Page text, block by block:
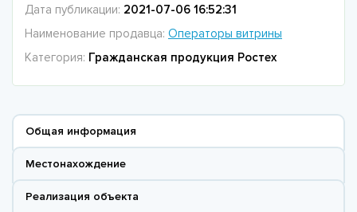
Дата публикации: 2021-07-06 16:52:31
Наименование продавца: Операторы витрины
Категория: Гражданская продукция Ростех
Общая информация
Местонахождение
Реализация объекта